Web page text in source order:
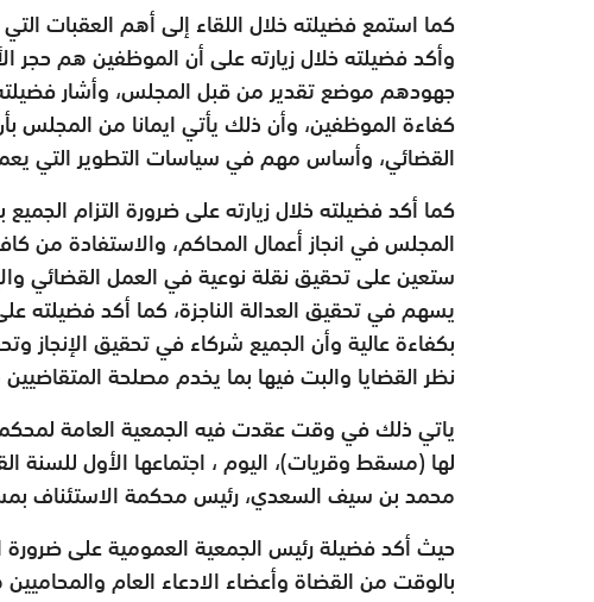
كما استمع فضيلته خلال اللقاء إلى أهم العقبات
وأكد فضيلته خلال زيارته على أن الموظفين هم
جهودهم موضع تقدير من قبل المجلس، وأشار
كفاءة الموظفين، وأن ذلك يأتي ايمانا من
القضائي، وأساس مهم في سياسات التطوير التي
كما أكد فضيلته خلال زيارته على ضرورة التزام
المجلس في انجاز أعمال المحاكم، والاستفادة من
ستعين على تحقيق نقلة نوعية في العمل القضائي
يسهم في تحقيق العدالة الناجزة، كما أكد فضيلته
بكفاءة عالية وأن الجميع شركاء في تحقيق الإنجاز
نظر القضايا والبت فيها بما يخدم مصلحة
ياتي ذلك في وقت عقدت فيه الجمعية العامة لمحكمة
محمد بن سيف السعدي، رئيس محكمة الاستئناف
حيث أكد فضيلة رئيس الجمعية العمومية على ضرورة
بالوقت من القضاة وأعضاء الادعاء العام